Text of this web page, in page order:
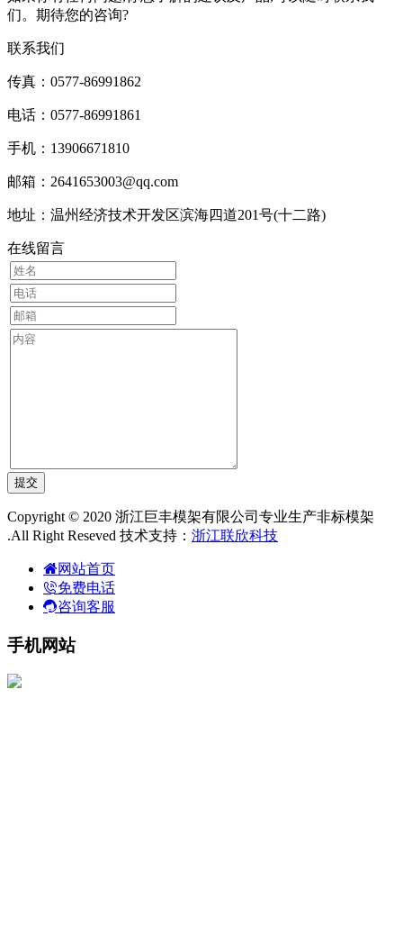
们。期待您的咨询?
联系我们
传真：0577-86991862
电话：0577-86991861
手机：13906671810
邮箱：2641653003@qq.com
地址：温州经济技术开发区滨海四道201号(十二路)
在线留言
Copyright © 2020 浙江巨丰模架有限公司专业生产非标模架
.All Right Reseved 技术支持： 浙江联欣科技
网站首页
免费电话
咨询客服
手机网站